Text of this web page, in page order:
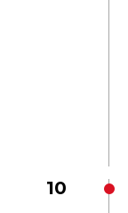
10